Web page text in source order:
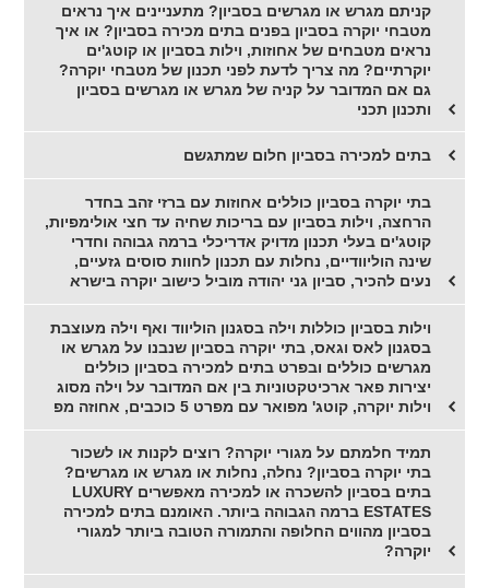
קניתם מגרש או מגרשים בסביון? מתעניינים איך נראים
מטבחי יוקרה בסביון בפנים בתים מכירה בסביון? או איך
נראים מטבחים של אחוזות, וילות בסביון או קוטג'ים
יוקרתיים? מה צריך לדעת לפני תכנון של מטבחי יוקרה?
גם אם המדובר על קניה של מגרש או מגרשים בסביון
ותכנון תכני
בתים למכירה בסביון חלום שמתגשם
בתי יוקרה בסביון כוללים אחוזות עם ברזי זהב בחדר
הרחצה, וילות בסביון עם בריכות שחיה עד חצי אולימפיות,
קוטג'ים בעלי תכנון מדויק אדריכלי ברמה גבוהה וחדרי
שינה הוליוודיים, נחלות עם תכנון לחוות סוסים גזעיים,
נעים להכיר, סביון גני יהודה מוביל כישוב יוקרה בישרא
וילות בסביון כוללות וילה בסגנון הוליווד ואף וילה מעוצבת
בסגנון לאס וגאס, בתי יוקרה בסביון שנבנו על מגרש או
מגרשים כוללים ובפרט בתים למכירה בסביון כוללים
יצירות פאר ארכיטקטוניות בין אם המדובר על וילה מסוג
וילות יוקרה, קוטג' מפואר עם מפרט 5 כוכבים, אחוזה מפ
תמיד חלמתם על מגורי יוקרה? רוצים לקנות או לשכור
בתי יוקרה בסביון? נחלה, נחלות או מגרש או מגרשים?
בתים בסביון להשכרה או למכירה מאפשרים LUXURY
ESTATES ברמה הגבוהה ביותר. האומנם בתים למכירה
בסביון מהווים החלופה והתמורה הטובה ביותר למגורי
יוקרה?